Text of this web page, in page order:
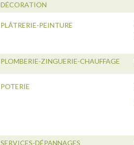
DÉCORATION
PLÂTRERIE-PEINTURE
PLOMBERIE-ZINGUERIE-CHAUFFAGE
POTERIE
SERVICES-DÉPANNAGES